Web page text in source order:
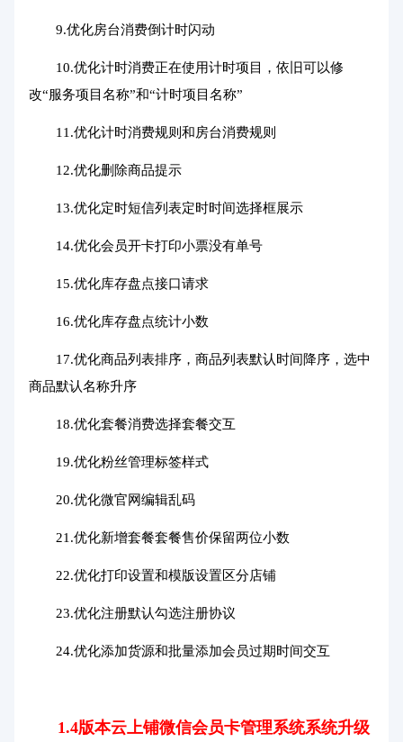
9.优化房台消费倒计时闪动
10.优化计时消费正在使用计时项目，依旧可以修
改“服务项目名称”和“计时项目名称”
11.优化计时消费规则和房台消费规则
12.优化删除商品提示
13.优化定时短信列表定时时间选择框展示
14.优化会员开卡打印小票没有单号
15.优化库存盘点接口请求
16.优化库存盘点统计小数
17.优化商品列表排序，商品列表默认时间降序，选中
商品默认名称升序
18.优化套餐消费选择套餐交互
19.优化粉丝管理标签样式
20.优化微官网编辑乱码
21.优化新增套餐套餐售价保留两位小数
22.优化打印设置和模版设置区分店铺
23.优化注册默认勾选注册协议
24.优化添加货源和批量添加会员过期时间交互
1.4版本云上铺微信会员卡管理系统系统升级